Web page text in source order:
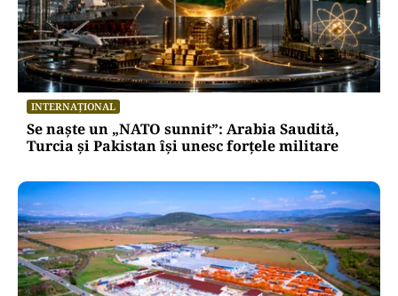
INTERNAȚIONAL
Se naște un „NATO sunnit”: Arabia Saudită,
Turcia și Pakistan își unesc forțele militare